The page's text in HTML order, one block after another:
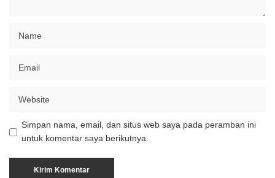
Simpan nama, email, dan situs web saya pada peramban ini
untuk komentar saya berikutnya.